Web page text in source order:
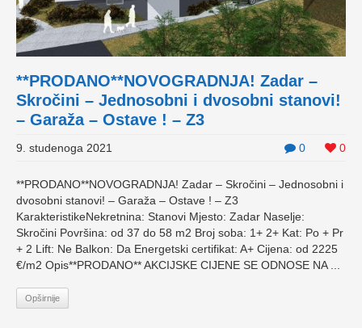
**PRODANO**NOVOGRADNJA! Zadar –
Skročini – Jednosobni i dvosobni stanovi!
– Garaža – Ostave ! – Z3
0 0
9. studenoga 2021
**PRODANO**NOVOGRADNJA! Zadar – Skročini – Jednosobni i
dvosobni stanovi! – Garaža – Ostave ! – Z3
KarakteristikeNekretnina: Stanovi Mjesto: Zadar Naselje:
Skročini Površina: od 37 do 58 m2 Broj soba: 1+ 2+ Kat: Po + Pr
+ 2 Lift: Ne Balkon: Da Energetski certifikat: A+ Cijena: od 2225
€/m2 Opis**PRODANO** AKCIJSKE CIJENE SE ODNOSE NA ...
Opširnije